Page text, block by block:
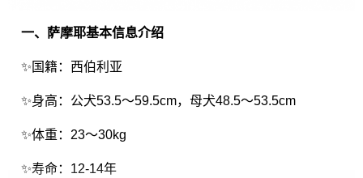
一、萨摩耶基本信息介绍
✨国籍：西伯利亚
✨身高：公犬53.5～59.5cm，母犬48.5～53.5cm
✨体重：23～30kg
✨寿命：12-14年